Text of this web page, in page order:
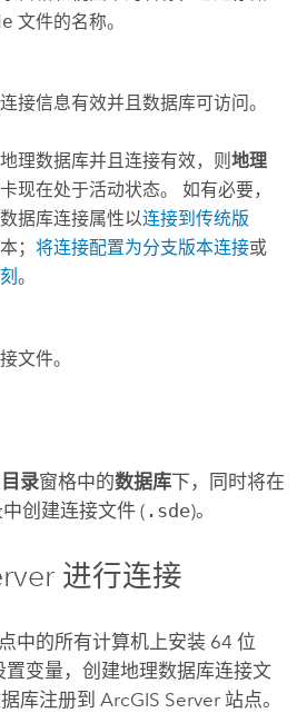
文件的名称。
接信息有效并且数据库可访问。
理数据库并且连接有效，则 地理
现在处于活动状态。 如有必要，
据库连接属性以连接到传统版
； 将连接配置为分支版本连接或
。
文件。
目录窗格中的数据库下，同时将在
创建连接文件 ( .sde)。
进行连接
中的所有计算机上安装 64 位
置变量，创建地理数据库连接文
库注册到 ArcGIS Server站点。